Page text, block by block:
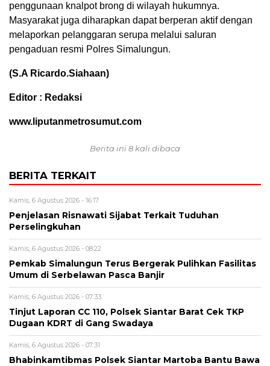
penggunaan knalpot brong di wilayah hukumnya.
Masyarakat juga diharapkan dapat berperan aktif dengan
melaporkan pelanggaran serupa melalui saluran
pengaduan resmi Polres Simalungun.
(S.A Ricardo.Siahaan)
Editor : Redaksi
www.liputanmetrosumut.com
Berita ini 8 kali dibaca
BERITA TERKAIT
Kamis, 6 Agustus 2026 - 16:17
Penjelasan Risnawati Sijabat Terkait Tuduhan
Perselingkuhan
Kamis, 6 Agustus 2026 - 08:22
Pemkab Simalungun Terus Bergerak Pulihkan Fasilitas
Umum di Serbelawan Pasca Banjir
Kamis, 6 Agustus 2026 - 07:33
Tinjut Laporan CC 110, Polsek Siantar Barat Cek TKP
Dugaan KDRT di Gang Swadaya
Kamis, 6 Agustus 2026 - 07:31
Bhabinkamtibmas Polsek Siantar Martoba Bantu Bawa